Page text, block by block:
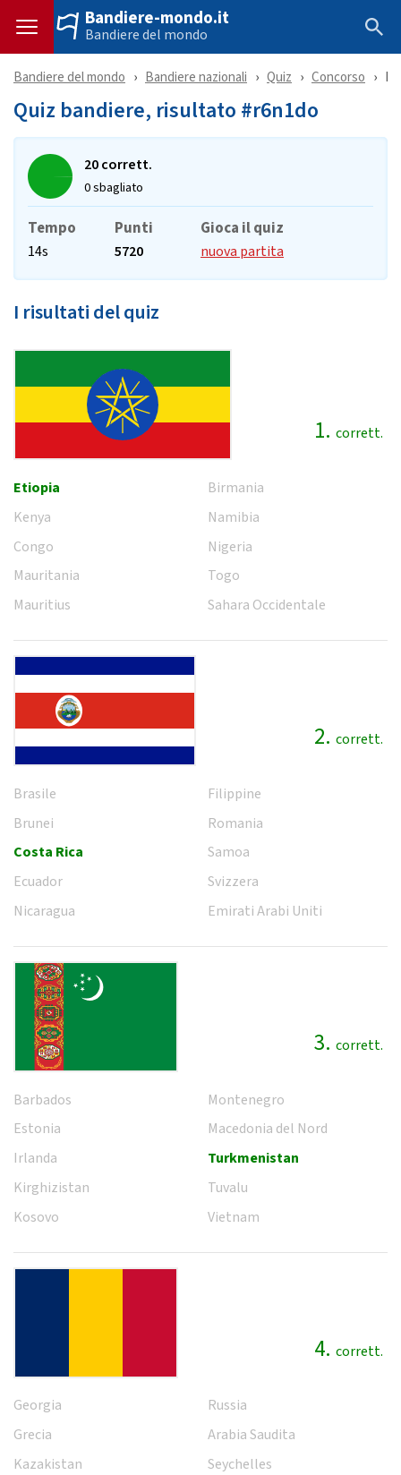
Bandiere-mondo.it
Bandiere del mondo
Bandiere del mondo Bandiere nazionali Quiz Concorso
Quiz bandiere, risultato #r6n1do
20 corrett.
0 sbagliato
Tempo
14s
Punti
5720
Gioca il quiz
nuova partita
I risultati del quiz
1. corrett.
Etiopia
Kenya
Congo
Mauritania
Mauritius
Birmania
Namibia
Nigeria
Togo
Sahara Occidentale
2. corrett.
Brasile
Brunei
Costa Rica
Ecuador
Nicaragua
Filippine
Romania
Samoa
Svizzera
Emirati Arabi Uniti
3. corrett.
Barbados
Estonia
Irlanda
Kirghizistan
Kosovo
Montenegro
Macedonia del Nord
Turkmenistan
Tuvalu
Vietnam
4. corrett.
Georgia
Grecia
Kazakistan
Russia
Arabia Saudita
Seychelles